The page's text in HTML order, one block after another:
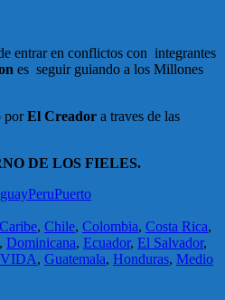
entrar en conflictos con integrantes
es seguir guiando a los Millones
porEl Creador a traves de las
DE LOS FIELES.
PeruPuerto
Caribe, Chile, Colombia, Costa Rica,
, Dominicana, Ecuador, El Salvador,
, Guatemala, Honduras, Medio